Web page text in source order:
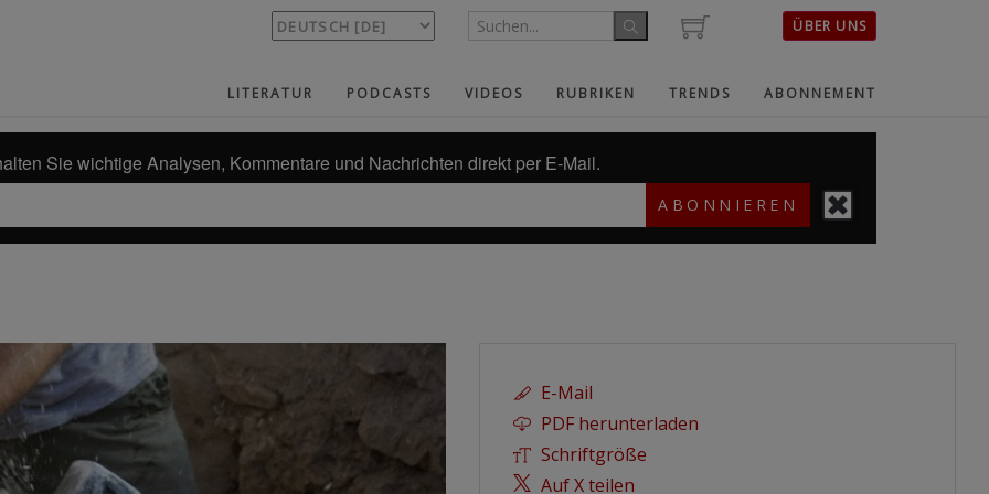
ÜBER UNS
LITERATUR PODCASTS VIDEOS RUBRIKEN TRENDS ABONNEMENT
Sie wichtige Analysen, Kommentare und Nachrichten direkt per E-Mail.
ABONNIEREN
E-Mail
PDF herunterladen
Schriftgröße
Auf X teilen